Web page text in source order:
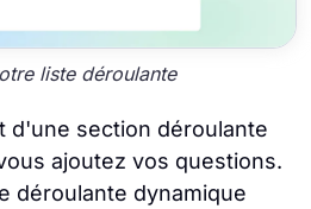
liste déroulante
d'une section déroulante
ajoutez vos questions.
déroulante dynamique